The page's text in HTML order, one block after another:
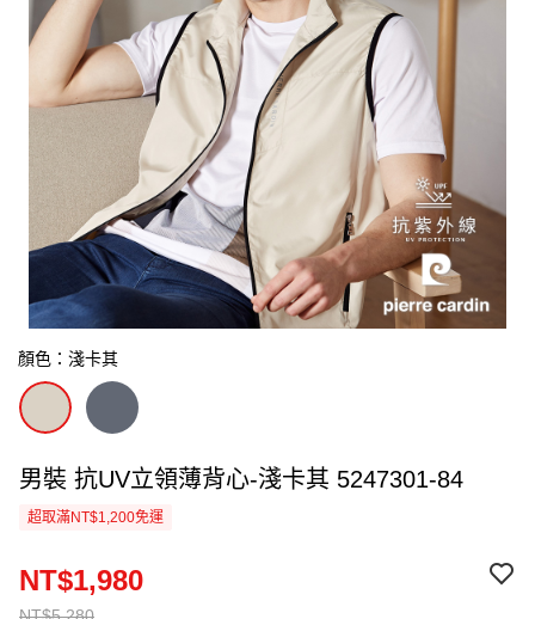
顏色：淺卡其
男裝 抗UV立領薄背心-淺卡其 5247301-84
超取滿NT$1,200免運
NT$1,980